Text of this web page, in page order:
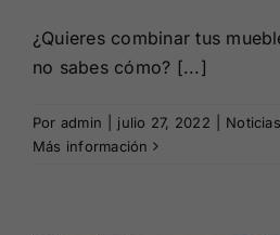
¿Quieres combinar tus
no sabes cómo? [...]
Por admin julio 27, 2022 Noticias
Más información